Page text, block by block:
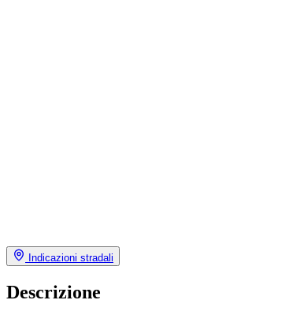
Indicazioni stradali
Descrizione